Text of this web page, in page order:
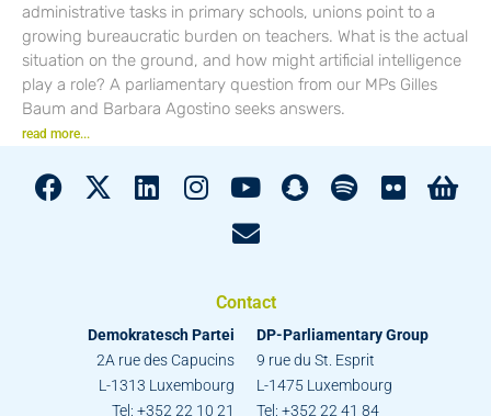
administrative tasks in primary schools, unions point to a
growing bureaucratic burden on teachers. What is the actual
situation on the ground, and how might artificial intelligence
play a role? A parliamentary question from our MPs Gilles
Baum and Barbara Agostino seeks answers.
read more...
Contact
Demokratesch Partei
2A rue des Capucins
L-1313 Luxembourg
Tel: +352 22 10 21
DP-Parliamentary Group
9 rue du St. Esprit
L-1475 Luxembourg
Tel: +352 22 41 84